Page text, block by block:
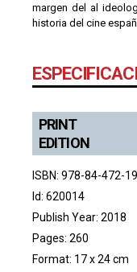
margen del al
historia del cine
PRINT
EDITION
ISBN: 978-84-472-
Id: 620014
Publish Year: 2018
Pages: 260
Format: 17 x 24 cm